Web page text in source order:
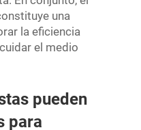
una
la eficiencia
el medio
pueden
para